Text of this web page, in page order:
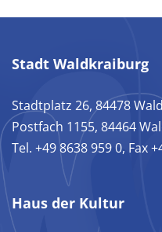
Stadt Waldkraiburg
Stadtplatz 26, 84478
Postfach 1155, 84464
Tel. +49 8638 959 0, Fax
Haus der Kultur